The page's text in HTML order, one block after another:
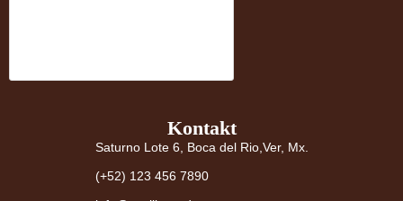
Kontakt
Saturno Lote 6, Boca del Rio,Ver, Mx.
(+52) 123 456 7890